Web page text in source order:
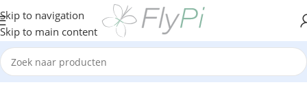
Skip to navigation
Skip to main content
Home/Telefonie/Houders